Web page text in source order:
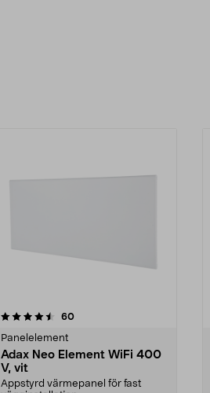
60recensioner
Panelelement
Adax Neo Element WiFi 400
V, vit
Appstyrd värmepanel för fast
4.5 av 5 stjärnor